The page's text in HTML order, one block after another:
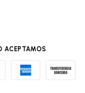
ACEPTAMOS